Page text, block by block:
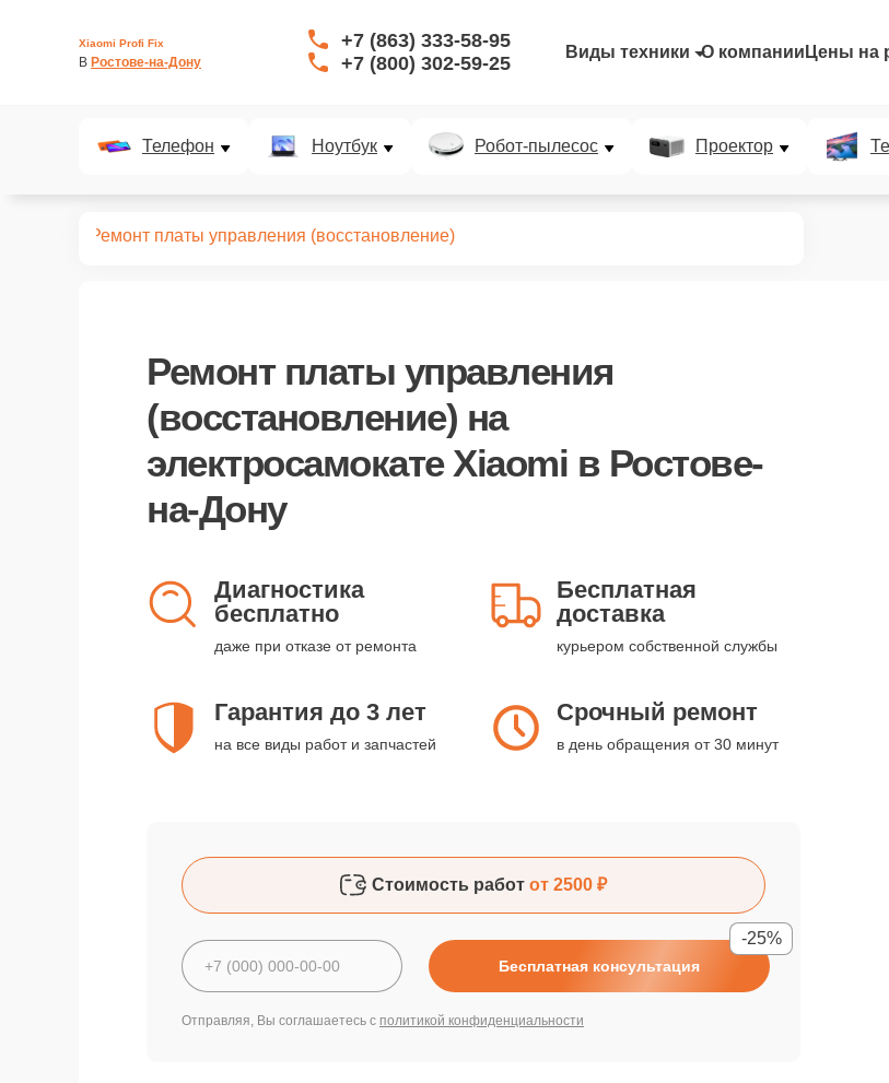
Xiaomi Profi Fix
В Ростове-на-Дону
+7 (863) 333-58-95
+7 (800) 302-59-25
Виды техники О компании Цены на
Телефон Ноутбук Робот-пылесос Проектор
Ремонт платы управления (восстановление)
Ремонт платы управления
(восстановление) на
электросамокате Xiaomi в Ростове-
на-Дону
Диагностика
бесплатно
даже при отказе от ремонта
Бесплатная
доставка
курьером собственной службы
Гарантия до 3 лет
на все виды работ и запчастей
Срочный ремонт
в день обращения от 30 минут
Стоимость работ от 2500 ₽
Бесплатная консультация
-25%
Отправляя, Вы соглашаетесь с политикой конфиденциальности